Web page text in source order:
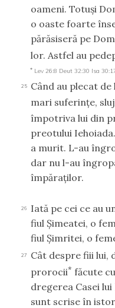
oameni. Totuşi
o oaste foarte
părăsiseră pe
lor. Astfel au
* Lev 26:8 Deut 32:30 Isa
25
Când au plecat de
mari suferinţe,
împotriva lui din
preotului
a murit. L-au
dar nu l-au
împăraţilor.
26
Iată pe cei ce au
fiul Şimeatei, o
fiul Şimritei, o
27
Cât despre fiii lui,
prorocii* făcute
dregerea Casei
sunt scrise în